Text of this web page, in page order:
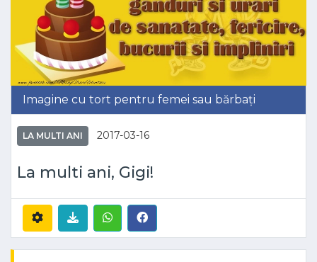
Imagine cu tort pentru femei sau bărbați
LA MULTI ANI 2017-03-16
La multi ani, Gigi!